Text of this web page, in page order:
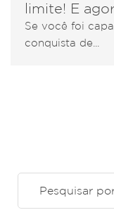
limite! E
Se você foi
conquista de...